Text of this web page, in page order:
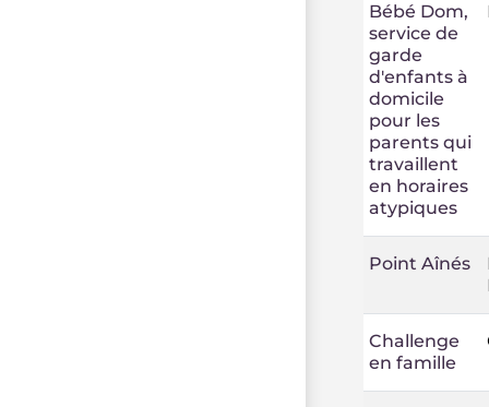
Bébé Dom,
service de
garde
d'enfants à
domicile
pour les
parents qui
travaillent
en horaires
atypiques
Point Aînés
Challenge
en famille